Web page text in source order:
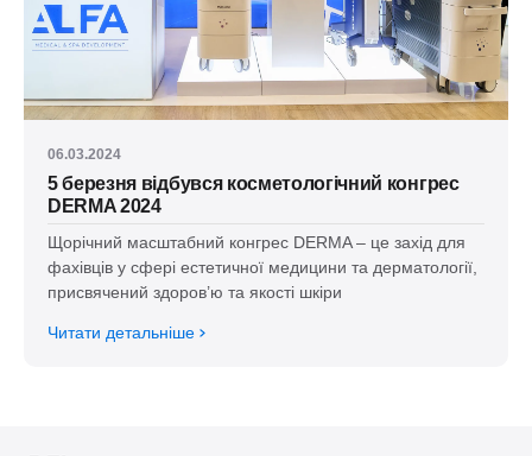
06.03.2024
5 березня відбувся косметологічний конгрес
DERMA 2024
Щорічний масштабний конгрес DERMA – це захід для
фахівців у сфері естетичної медицини та дерматології,
присвячений здоров’ю та якості шкіри
Читати детальніше